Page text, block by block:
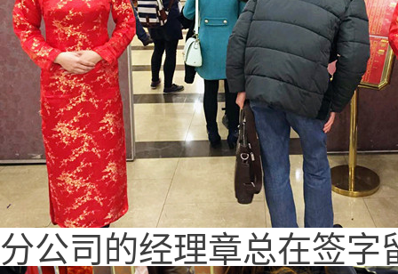
分公司的经理章总在签字